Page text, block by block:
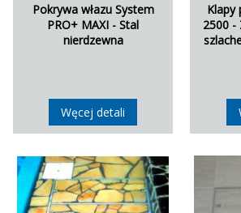
Pokrywa włazu System
PRO+ MAXI - Stal
nierdzewna
Węcej detali
Klapy
2500 -